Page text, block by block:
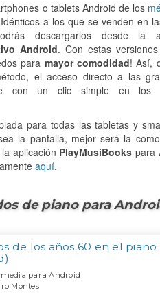
o tablets Android de los
a los que se venden en
descargarlos desde la
Android. Con estas
para mayor comodidad! Así,
el acceso directo a las
con un clic simple en los
para todas las tabletas y
la pantalla, mejor será la
aplicación PlayMusiBooks para
aquí.
de piano para
de los años 60 en el piano
para Android
Montes